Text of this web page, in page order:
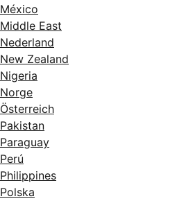
México
Middle East
Nederland
New Zealand
Nigeria
Norge
Österreich
Pakistan
Paraguay
Perú
Philippines
Polska